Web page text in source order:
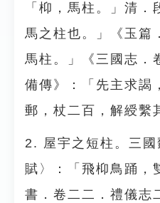
「枊，馬柱。」清
馬之柱也。」《玉篇
馬柱。」《三國志．
備傳》：「先主求謁
郵，杖二百，解綬繫
2. 屋宇之短柱。三
賦〉：「飛枊鳥踊，
書．卷二二．禮儀志